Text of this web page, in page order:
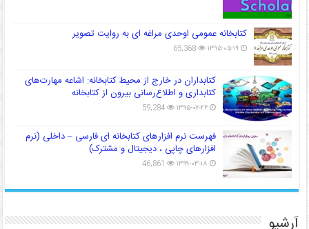
کتابخانه عمومی اوحدی مراغه ای به روایت تصویر
۱۳۹۵-۰۵-۱۹ 65,368
کتابداران در خارج از محیط کتابخانه: اشاعه مهارت‌های
کتابداری و اطلاع‌رسانی بیرون از کتابخانه
۱۳۹۵-۰۷-۲۶ 59,284
فهرست نرم افزارهای کتابخانه ای فارسی – داخلی (نرم
افزارهای چاپی ، دیجیتال و مشترک)
۱۳۹۹-۰۳-۱۸ 46,861
آرشیو